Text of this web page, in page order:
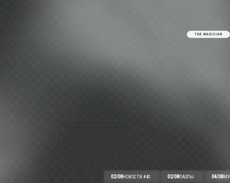
THE MAGICIAN
02/08НОВОСТИ #40 02/08ПАЗЛЫ 04/08